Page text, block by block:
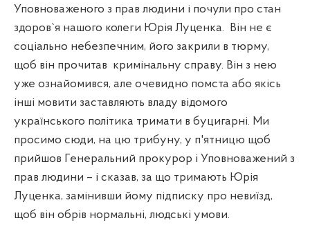
Уповноваженого з прав людини і почули про стан
здоров`я нашого колеги Юрія Луценка.
Він не є
соціально небезпечним, його закрили в тюрму,
щоб він прочитав кримінальну справу. Він з нею
уже ознайомився, але очевидно помста або якісь
інші мовити заставляють владу відомого
українського політика тримати в буцигарні. Ми
просимо сюди, на цю трибуну, у п'ятницю щоб
прийшов Генеральний прокурор і Уповноважений з
прав людини – і сказав, за що тримають Юрія
Луценка, замінивши йому підписку про невиїзд,
щоб він обрів нормальні, людські умови.